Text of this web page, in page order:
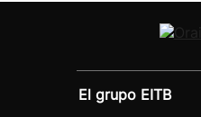
El grupo EITB